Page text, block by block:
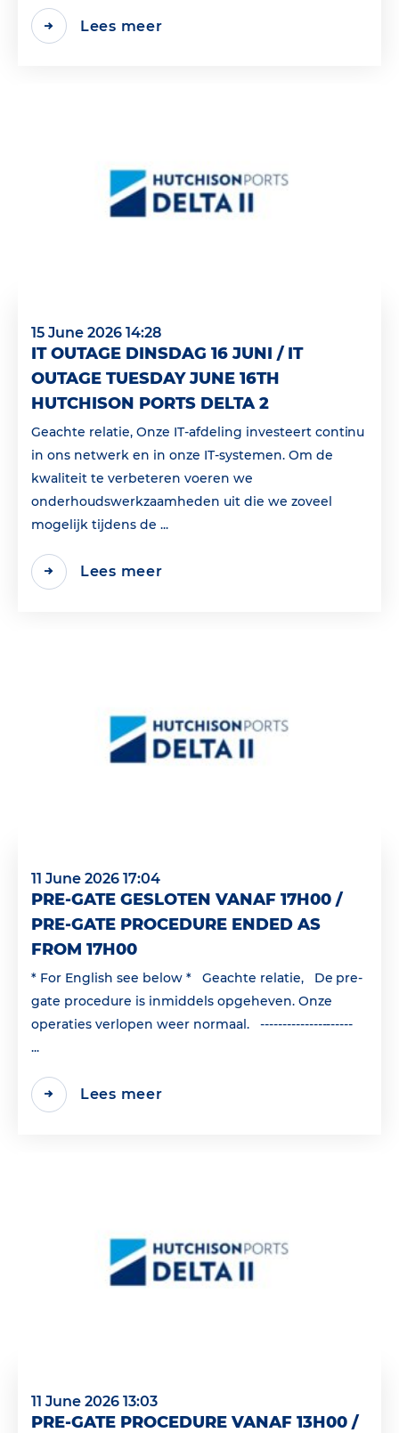
Lees meer
15 June 2026 14:28
IT OUTAGE DINSDAG 16 JUNI / IT
OUTAGE TUESDAY JUNE 16TH
HUTCHISON PORTS DELTA 2
Geachte relatie, Onze IT-afdeling investeert continu
in ons netwerk en in onze IT-systemen. Om de
kwaliteit te verbeteren voeren we
onderhoudswerkzaamheden uit die we zoveel
mogelijk tijdens de ...
Lees meer
11 June 2026 17:04
PRE-GATE GESLOTEN VANAF 17H00 /
PRE-GATE PROCEDURE ENDED AS
FROM 17H00
* For English see below * Geachte relatie, De pre-
gate procedure is inmiddels opgeheven. Onze
operaties verlopen weer normaal. ---------------------
...
Lees meer
11 June 2026 13:03
PRE-GATE PROCEDURE VANAF 13H00 /